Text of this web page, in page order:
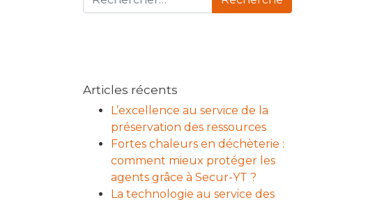
Articles récents
L’excellence au service de la
préservation des ressources
Fortes chaleurs en déchèterie :
comment mieux protéger les
agents grâce à Secur-YT ?
La technologie au service des